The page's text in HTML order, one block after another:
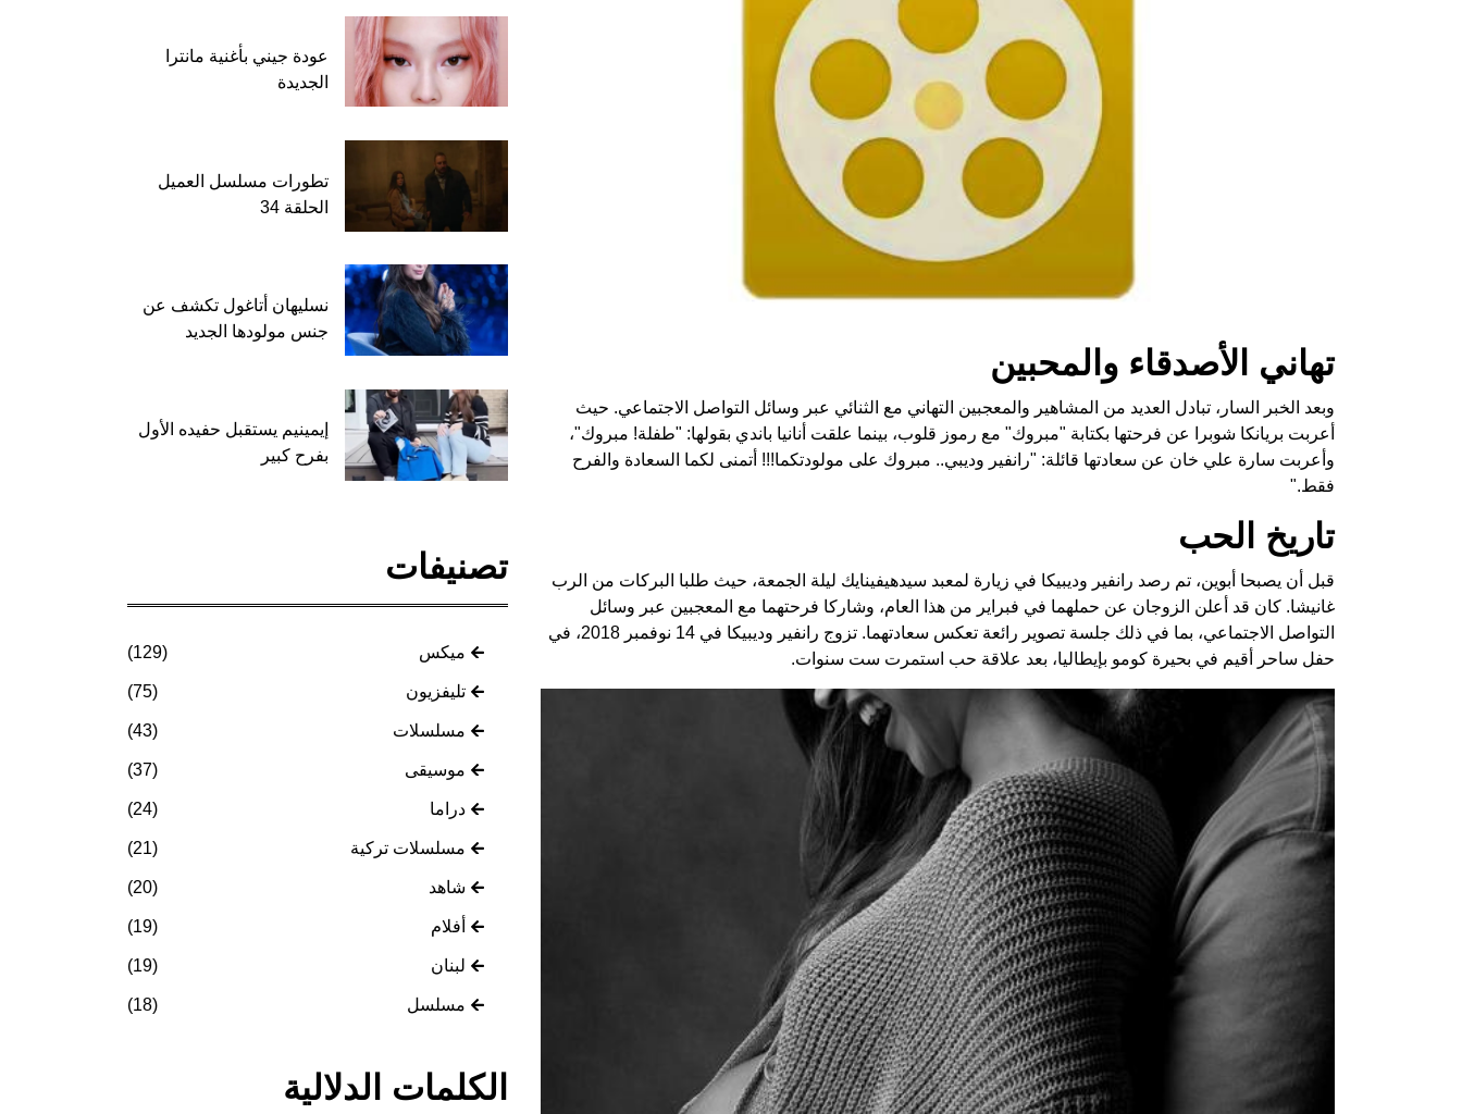
تهاني الأصدقاء والمحبين
وبعد الخبر السار، تبادل العديد من المشاهير والمعجبين التهاني مع الثنائي عبر وسائل التواصل الاجتماعي. حيث
أعربت بريانكا شوبرا عن فرحتها بكتابة "مبروك" مع رموز قلوب، بينما علقت أنانيا باندي بقولها: "طفلة! مبروك"،
وأعربت سارة علي خان عن سعادتها قائلة: "رانفير وديبي.. مبروك على مولودتكما!!! أتمنى لكما السعادة والفرح
فقط."
تاريخ الحب
قبل أن يصبحا أبوين، تم رصد رانفير وديبيكا في زيارة لمعبد سيدهيفينايك ليلة الجمعة، حيث طلبا البركات من الرب
غانيشا. كان قد أعلن الزوجان عن حملهما في فبراير من هذا العام، وشاركا فرحتهما مع المعجبين عبر وسائل
التواصل الاجتماعي، بما في ذلك جلسة تصوير رائعة تعكس سعادتهما. تزوج رانفير وديبيكا في 14 نوفمبر 2018، في
حفل ساحر أقيم في بحيرة كومو بإيطاليا، بعد علاقة حب استمرت ست سنوات.
عودة جيني بأغنية مانترا
الجديدة
تطورات مسلسل العميل
الحلقة 34
نسليهان أتاغول تكشف عن
جنس مولودها الجديد
إيمينيم يستقبل حفيده الأول
بفرح كبير
تصنيفات
ميكس (129)
تليفزيون (75)
مسلسلات (43)
موسيقى (37)
دراما (24)
مسلسلات تركية (21)
شاهد (20)
أفلام (19)
لبنان (19)
مسلسل (18)
الكلمات الدلالية